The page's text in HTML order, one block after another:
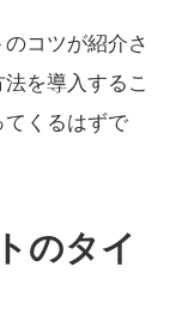
コツが紹介さ
を導入するこ
てくるはずで
のタイ